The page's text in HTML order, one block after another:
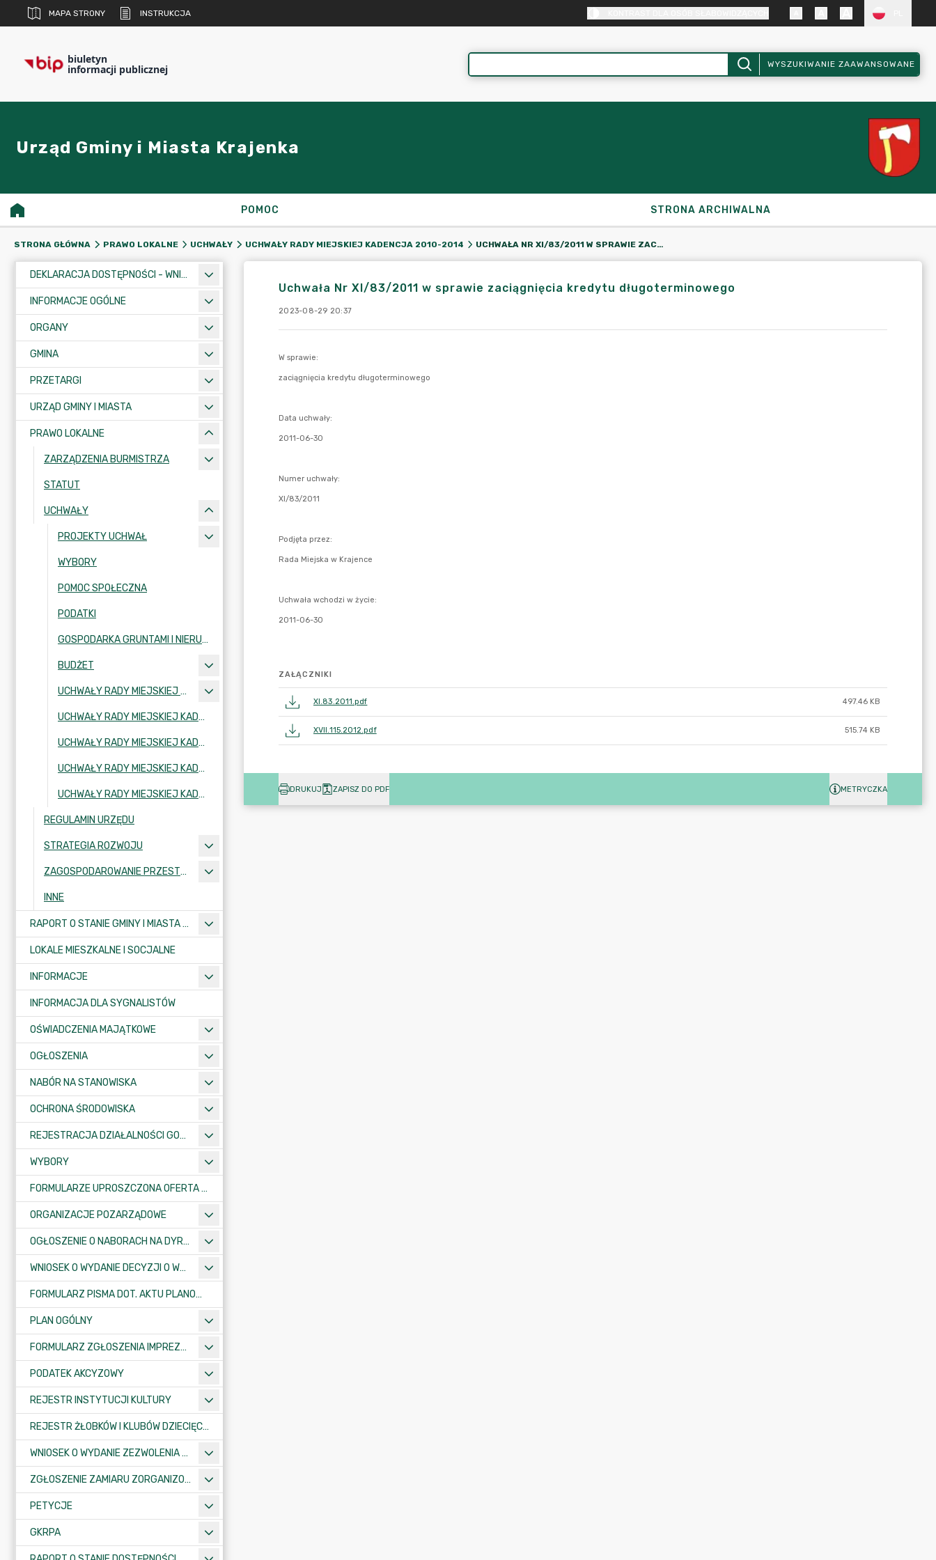
MAPA STRONY INSTRUKCJA
biuletyn
informacji publicznej WYSZUKIWANIE ZAAWANSOWANE
Urząd Gminy i Miasta Krajenka
POMOC STRONA ARCHIWALNA
STRONA GŁÓWNA PRAWO LOKALNE UCHWAŁY UCHWAŁY RADY MIEJSKIEJ KADENCJA 2010-2014 UCHWAŁA NR XI/83/2011 W SPRAWIE ZACIĄGNIĘCIA KREDYTU DŁUGOTERMINOWEGO
DEKLARACJA DOSTĘPNOŚCI - WNIOSEK
INFORMACJE OGÓLNE
ORGANY
GMINA
PRZETARGI
URZĄD GMINY I MIASTA
PRAWO LOKALNE
ZARZĄDZENIA BURMISTRZA
STATUT
UCHWAŁY
PROJEKTY UCHWAŁ
WYBORY
POMOC SPOŁECZNA
PODATKI
GOSPODARKA GRUNTAMI I NIERUCHOMOŚCIAMI
BUDŻET
UCHWAŁY RADY MIEJSKIEJ KADENCJA 2002-2006
UCHWAŁY RADY MIEJSKIEJ KADENCJA 2006-2010
UCHWAŁY RADY MIEJSKIEJ KADENCJA 2010-2014
UCHWAŁY RADY MIEJSKIEJ KADENCJA 2018-2024
UCHWAŁY RADY MIEJSKIEJ KADENCJA 2024-2029
REGULAMIN URZĘDU
STRATEGIA ROZWOJU
ZAGOSPODAROWANIE PRZESTRZENNE
INNE
RAPORT O STANIE GMINY I MIASTA KRAJENKA
LOKALE MIESZKALNE I SOCJALNE
INFORMACJE
INFORMACJA DLA SYGNALISTÓW
OŚWIADCZENIA MAJĄTKOWE
OGŁOSZENIA
NABÓR NA STANOWISKA
OCHRONA ŚRODOWISKA
REJESTRACJA DZIAŁALNOŚCI GOSPODARCZEJ
WYBORY
FORMULARZE UPROSZCZONA OFERTA WYKONANIA ZADANIA PUBLICZNEGO
ORGANIZACJE POZARZĄDOWE
OGŁOSZENIE O NABORACH NA DYREKTORÓW PLACÓWEK OŚWIATOWYCH
WNIOSEK O WYDANIE DECYZJI O WARUNKACH ZABUDOWY/O USTALENIE INWESTYCJI CELU PUBLICZNEGO
FORMULARZ PISMA DOT. AKTU PLANOWANIA PRZESTRZENNEGO
PLAN OGÓLNY
FORMULARZ ZGŁOSZENIA IMPREZY SPORTOWO-REKREACYJNEJ, ARTYSTYCZNEJ LUB ROZRYWKOWEJ
PODATEK AKCYZOWY
REJESTR INSTYTUCJI KULTURY
REJESTR ŻŁOBKÓW I KLUBÓW DZIECIĘCYCH
WNIOSEK O WYDANIE ZEZWOLENIA NA ZAJĘCIE PASA DROGOWEGO
ZGŁOSZENIE ZAMIARU ZORGANIZOWANIA ZGROMADZENIA
PETYCJE
GKRPA
Uchwała Nr XI/83/2011 w sprawie zaciągnięcia kredytu długoterminowego
2023-08-29 20:37
ZAŁĄCZNIKI
XI.83.2011.pdf 497.46 KB
XVII.115.2012.pdf 515.74 KB
DRUKUJ ZAPISZ DO PDF METRYCZKA